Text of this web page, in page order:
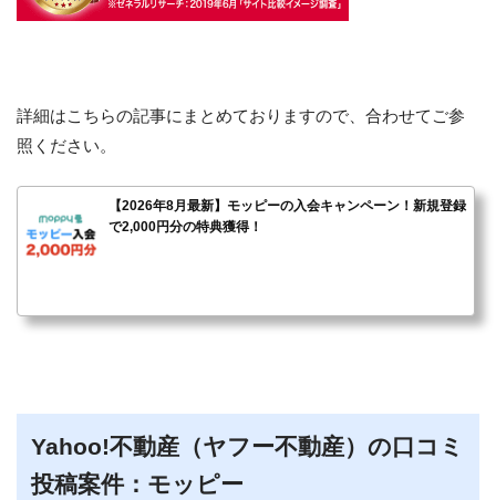
詳細はこちらの記事にまとめておりますので、合わせてご参
照ください。
【2026年8月最新】モッピーの入会キャンペーン！新規登録
で2,000円分の特典獲得！
Yahoo!不動産（ヤフー不動産）の口コミ
投稿案件：モッピー